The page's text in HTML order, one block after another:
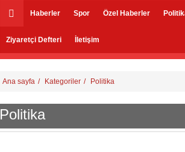
Haberler Spor Özel Haberler
Ziyaretçi Defteri İletişim
Ana sayfa Kategoriler Politika
Politika